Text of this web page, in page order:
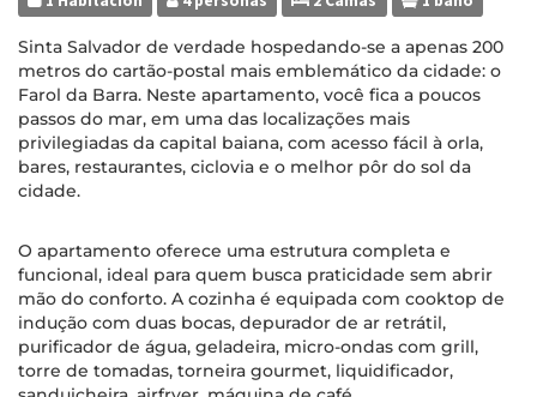
Sinta Salvador de verdade hospedando-se a apenas 200
metros do cartão-postal mais emblemático da cidade: o
Farol da Barra. Neste apartamento, você fica a poucos
passos do mar, em uma das localizações mais
privilegiadas da capital baiana, com acesso fácil à orla,
bares, restaurantes, ciclovia e o melhor pôr do sol da
cidade.
O apartamento oferece uma estrutura completa e
funcional, ideal para quem busca praticidade sem abrir
mão do conforto. A cozinha é equipada com cooktop de
indução com duas bocas, depurador de ar retrátil,
purificador de água, geladeira, micro-ondas com grill,
torre de tomadas, torneira gourmet, liquidificador,